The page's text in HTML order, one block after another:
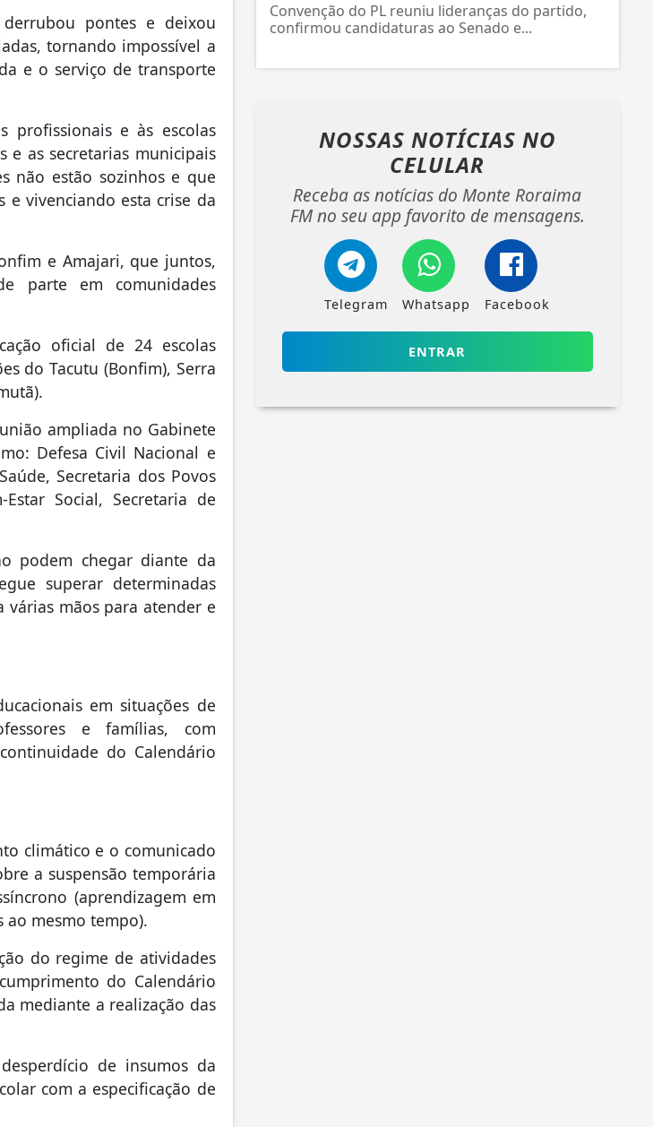
pontes e deixou
tornando impossível a
e o serviço de transporte
profissionais e às escolas
e as secretarias municipais
não estão sozinhos e que
e vivenciando esta crise da
e Amajari, que juntos,
parte em comunidades
oficial de 24 escolas
do Tacutu (Bonfim), Serra
ampliada no Gabinete
Defesa Civil Nacional e
Secretaria dos Povos
Social, Secretaria de
podem chegar diante da
superar determinadas
várias mãos para atender e
em situações de
e famílias, com
do Calendário
climático e o comunicado
a suspensão temporária
(aprendizagem em
ao mesmo tempo).
do regime de atividades
do Calendário
mediante a realização das
de insumos da
com a especificação de
Convenção do PL reuniu lideranças do partido,
confirmou candidaturas ao Senado e...
NOSSAS NOTÍCIAS NO
CELULAR
Receba as notícias do Monte Roraima
FM no seu app favorito de mensagens.
Telegram Whatsapp Facebook
ENTRAR